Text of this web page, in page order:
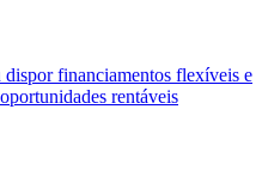
financiamentos flexíveis e
rentáveis